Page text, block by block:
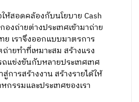
ห้สอดคล้องกับนโยบาย Cash
องถ่ายต่างประเทศเข้ามาถ่าย
ย เราจึงออกแบบมาตรการ
ายทำที่เหมาะสม สร้างแรง
ถแข่งขันกับหลายประเทศเทศ
การสร้างงาน สร้างรายได้ให้
รรมและประเทศของเรา